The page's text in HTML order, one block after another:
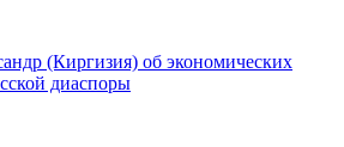
(Киргизия) об экономических
диаспоры